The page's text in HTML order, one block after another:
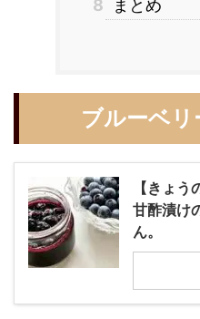
8
まとめ
ブルーベリ
【きょ
甘酢漬け
ん。